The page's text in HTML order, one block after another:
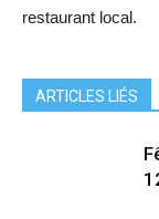
restaurant local.
ARTICLES LIÉS